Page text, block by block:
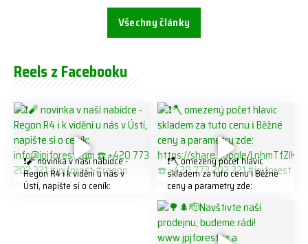
Všechny články
Reels z Facebooku
❗️🧨 novinka v naší nabídce -
Regon R4 ℹ️ k vidění u nás v
Ústí, napište si o ceník:
❗️🪓 omezený počet hlavic
skladem za tuto cenu ℹ️ Běžné
ceny a parametry zde:
https://share.google/LnhmTfZl
K8W5t7i6o ☎️ +420 773 202
321 #jpjforest #forsmw
#firewood #